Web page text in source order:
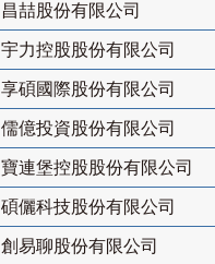
昌喆股份有限公司
宇力控股股份有限公司
享碩國際股份有限公司
儒億投資股份有限公司
寶連堡控股股份有限公司
碩儷科技股份有限公司
創易聊股份有限公司